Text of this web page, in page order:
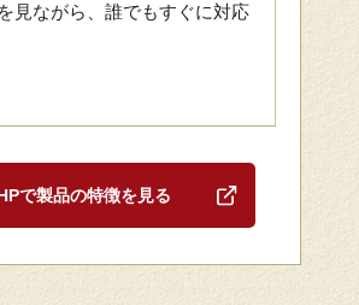
見ながら、誰でもすぐに対応
で製品の特徴を見る